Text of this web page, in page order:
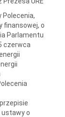
Polecenia,
finansowej, o
Parlamentu
czerwca
ustawy o